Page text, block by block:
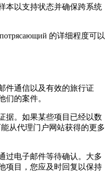
本以支持状态并确保跨系统
的详细程度可以
件通信以及有效的旅行证
们的案件。
据。如果某些项目已经以数
从代理门户网站获得的更多
过电子邮件等待确认。大多
项目，您应及时回复以保持